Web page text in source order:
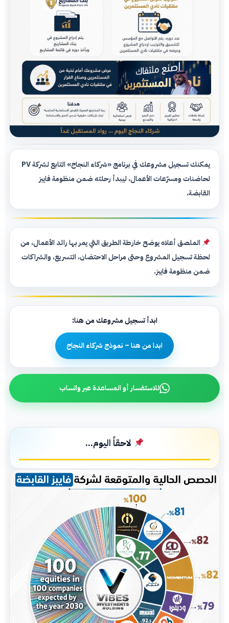
يمكنك تسجيل مشروعك في برنامج «شركاء النجاح» التابع لشركة PV
لحاضنات ومسرّعات الأعمال، ليبدأ رحلته ضمن منظومة فايبز
القابضة.
الملصق أعلاه يوضح خارطة الطريق التي يمر بها رائد الأعمال، من
لحظة تسجيل المشروع وحتى مراحل الاحتضان، التسريع، والشراكات
ضمن منظومة فايبز.
ابدأ تسجيل مشروعك من هنا:
ابدا من هنا – نموذج شركاء النجاح
للاستفسار أو المساعدة عبر واتساب
لاحقاً اليوم...